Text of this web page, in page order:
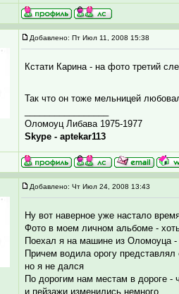
Добавлено: Пт Июл 11, 2008 15:38
Кстати Карина - на фото третий
Так что он тоже мельницей
Оломоуц Либава 1975-1977
Skype - aptekar113
Добавлено: Чт Июл 24, 2008 13:43
Ну вот наверное уже настало
Фото в моем личном альбоме -
Поехал я на машине из Оломоуца -
Причем водила орогу
но я не дался
По дорогим нам местам в дороге -
и пейзажи изменились немного